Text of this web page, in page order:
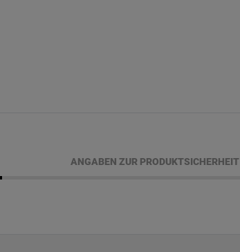
ANGABEN ZUR PRODUKTSICHERHEIT